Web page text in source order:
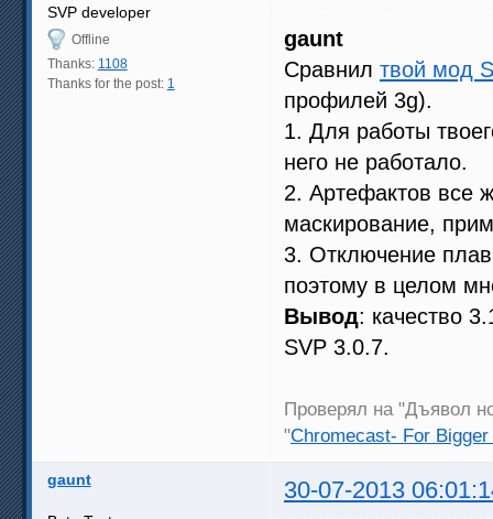
SVP developer
Offline
Thanks: 1108
Thanks for the post: 1
gaunt
Сравнил твой мод
профилей 3g).
1. Для работы
него не работало.
2. Артефактов все
маскирование,
3. Отключение
поэтому в целом
Вывод: качество
SVP 3.0.7.
Проверял на "Дъявол
"Chromecast- For Bigger
gaunt 30-07-2013